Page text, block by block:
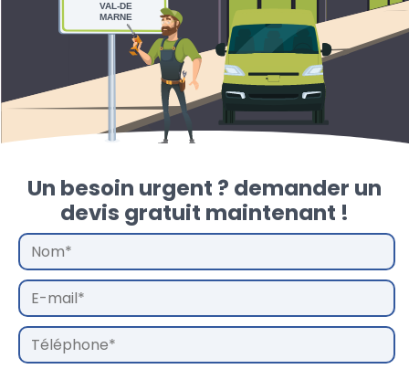
VAL-DE
MARNE
Un besoin urgent ? demander un
devis gratuit maintenant !